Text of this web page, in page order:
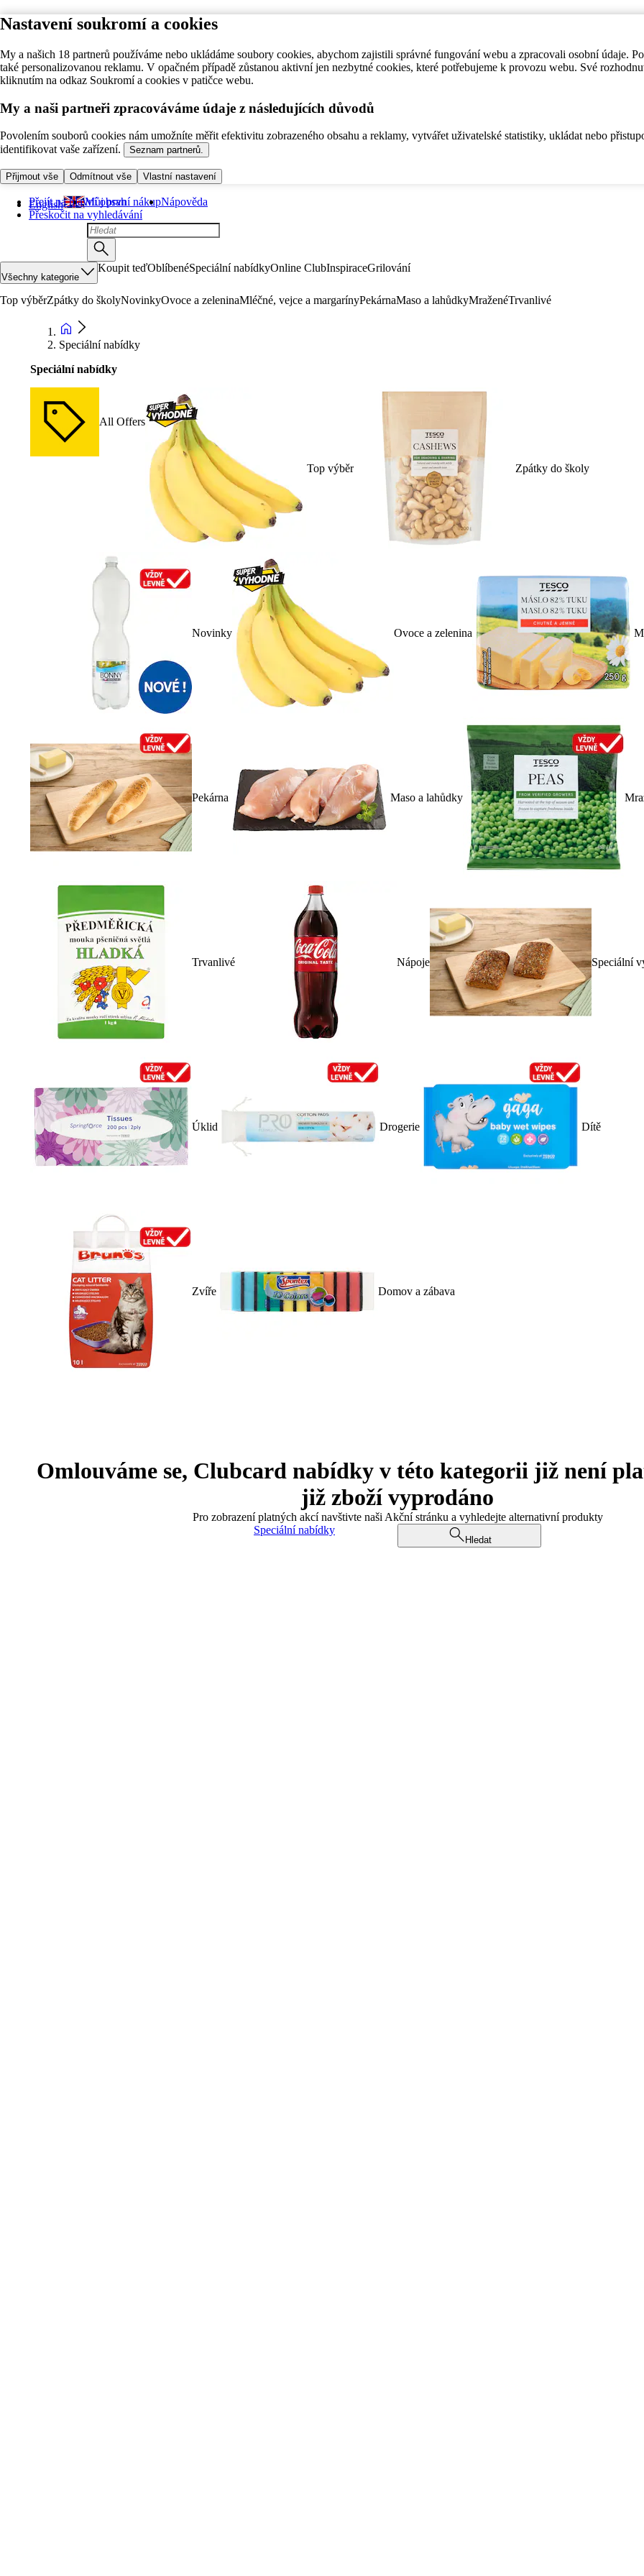
Nastavení soukromí a cookies
My a našich 18 partnerů používáme nebo ukládáme soubory cookies, abychom zajistili správné fungování webu a zpracovali osobní údaje.
také personalizovanou reklamu. V opačném případě zůstanou aktivní jen nezbytné cookies, které potřebujeme k provozu webu. Své
kliknutím na odkaz Soukromí a cookies v patičce webu.
My a naši partneři zpracováváme údaje z následujících důvodů
Povolením souborů cookies nám umožníte měřit efektivitu zobrazeného obsahu a reklamy, vytvářet uživatelské statistiky, ukládat nebo
identifikovat vaše zařízení.
Seznam partnerů.
Přijmout vše Odmítnout vše Vlastní nastavení
Přejít na hlavní obsah
Přeskočit na vyhledávání
English Můj první nákupNápověda
Všechny kategorie
Koupit teďOblíbenéSpeciální nabídkyOnline ClubInspiraceGrilování
Top výběrZpátky do školyNovinkyOvoce a zeleninaMléčné, vejce a margarínyPekárnaMaso a lahůdkyMraženéTrvanlivé
Speciální nabídky
Speciální nabídky
All Offers
Top výběr Zpátky do školy
Novinky Ovoce a zelenina
Pekárna Maso a lahůdky
Trvanlivé Nápoje Speciální
Úklid Drogerie Dítě
Zvíře Domov a zábava
Omlouváme se, Clubcard nabídky v této kategorii již není
již zboží vyprodáno
Pro zobrazení platných akcí navštivte naši Akční stránku a vyhledejte alternativní produkty
Speciální nabídky
Hledat